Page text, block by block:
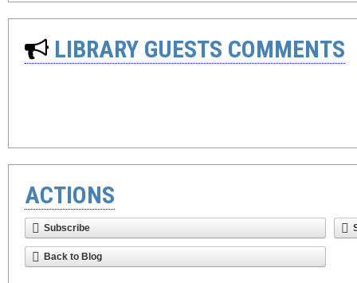
LIBRARY GUESTS COMMENTS
ACTIONS
Subscribe
Back to Blog